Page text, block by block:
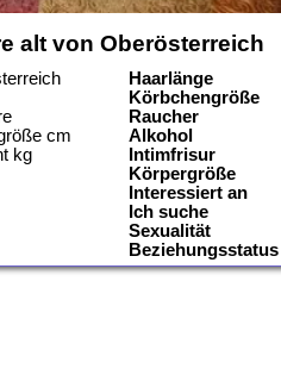
alt von Oberösterreich
cm
kg
Haarlänge
Körbchengröße
Raucher
Alkohol
Intimfrisur
Körpergröße
Interessiert an
Ich suche
Sexualität
Beziehungsstatus